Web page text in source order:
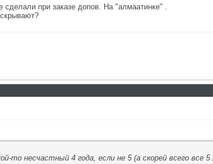
при заказе допов. На "алмаатинке" .
то несчастный 4 года, если не 5 (а скорей всего